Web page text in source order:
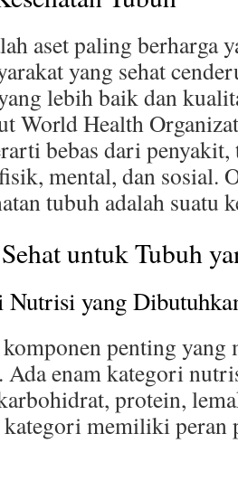
aset paling berharga
yang sehat
lebih baik dan
World Health
bebas dari penyakit,
mental, dan sosial.
tubuh adalah suatu
untuk Tubuh
Nutrisi yang
penting yang
Ada enam kategori
protein,
kategori memiliki peran